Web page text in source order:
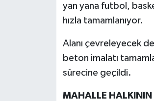
yan yana futbol,
hızla tamamlanıyor.
Alanı çevreleyecek
beton imalatı
sürecine geçildi.
MAHALLE